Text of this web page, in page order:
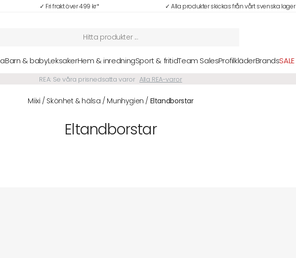
✓ Fri frakt över 499 kr* ✓ Alla produkter skickas från vårt svenska lager
Barn & babyLeksakerHem & inredningSport & fritidTeam SalesProfilkläderBrandsSALE
NYHETER: Senaste nytt i vårt sortiment hittar du här Alla nyheter
Miixi / Skönhet & hälsa / Munhygien / Eltandborstar
Eltandborstar